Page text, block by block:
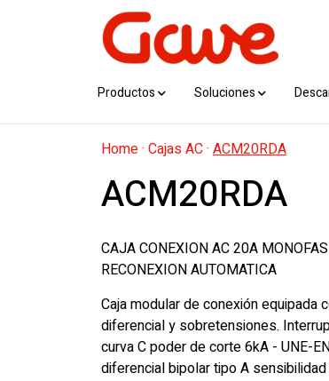
Productos Soluciones
Home· Cajas AC· ACM20RDA
ACM20RDA
CAJA CONEXION AC 20A
RECONEXION AUTOMATICA
Caja modular de conexión equipada
diferencial y sobretensiones.
curva C poder de corte 6kA - UNE-
diferencial bipolar tipo A